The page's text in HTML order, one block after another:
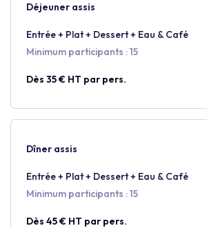
Déjeuner assis
Entrée + Plat + Dessert + Eau & Café
Minimum participants : 15
Dès 35 € HT par pers.
Dîner assis
Entrée + Plat + Dessert + Eau & Café
Minimum participants : 15
Dès 45 € HT par pers.